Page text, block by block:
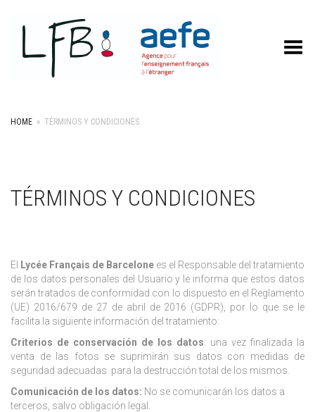
Toggle Menu
HOME » TÉRMINOS Y CONDICIONES
TÉRMINOS Y CONDICIONES
El Lycée Français de Barcelone es el Responsable del tratamiento
de los datos personales del Usuario y le informa que estos datos
serán tratados de conformidad con lo dispuesto en el Reglamento
(UE) 2016/679 de 27 de abril de 2016 (GDPR), por lo que se le
facilita la siguiente información del tratamiento:
Criterios de conservación de los datos: una vez finalizada la
venta de las fotos se suprimirán sus datos con medidas de
seguridad adecuadas para la destrucción total de los mismos.
Comunicación de los datos: No se comunicarán los datos a
terceros, salvo obligación legal.